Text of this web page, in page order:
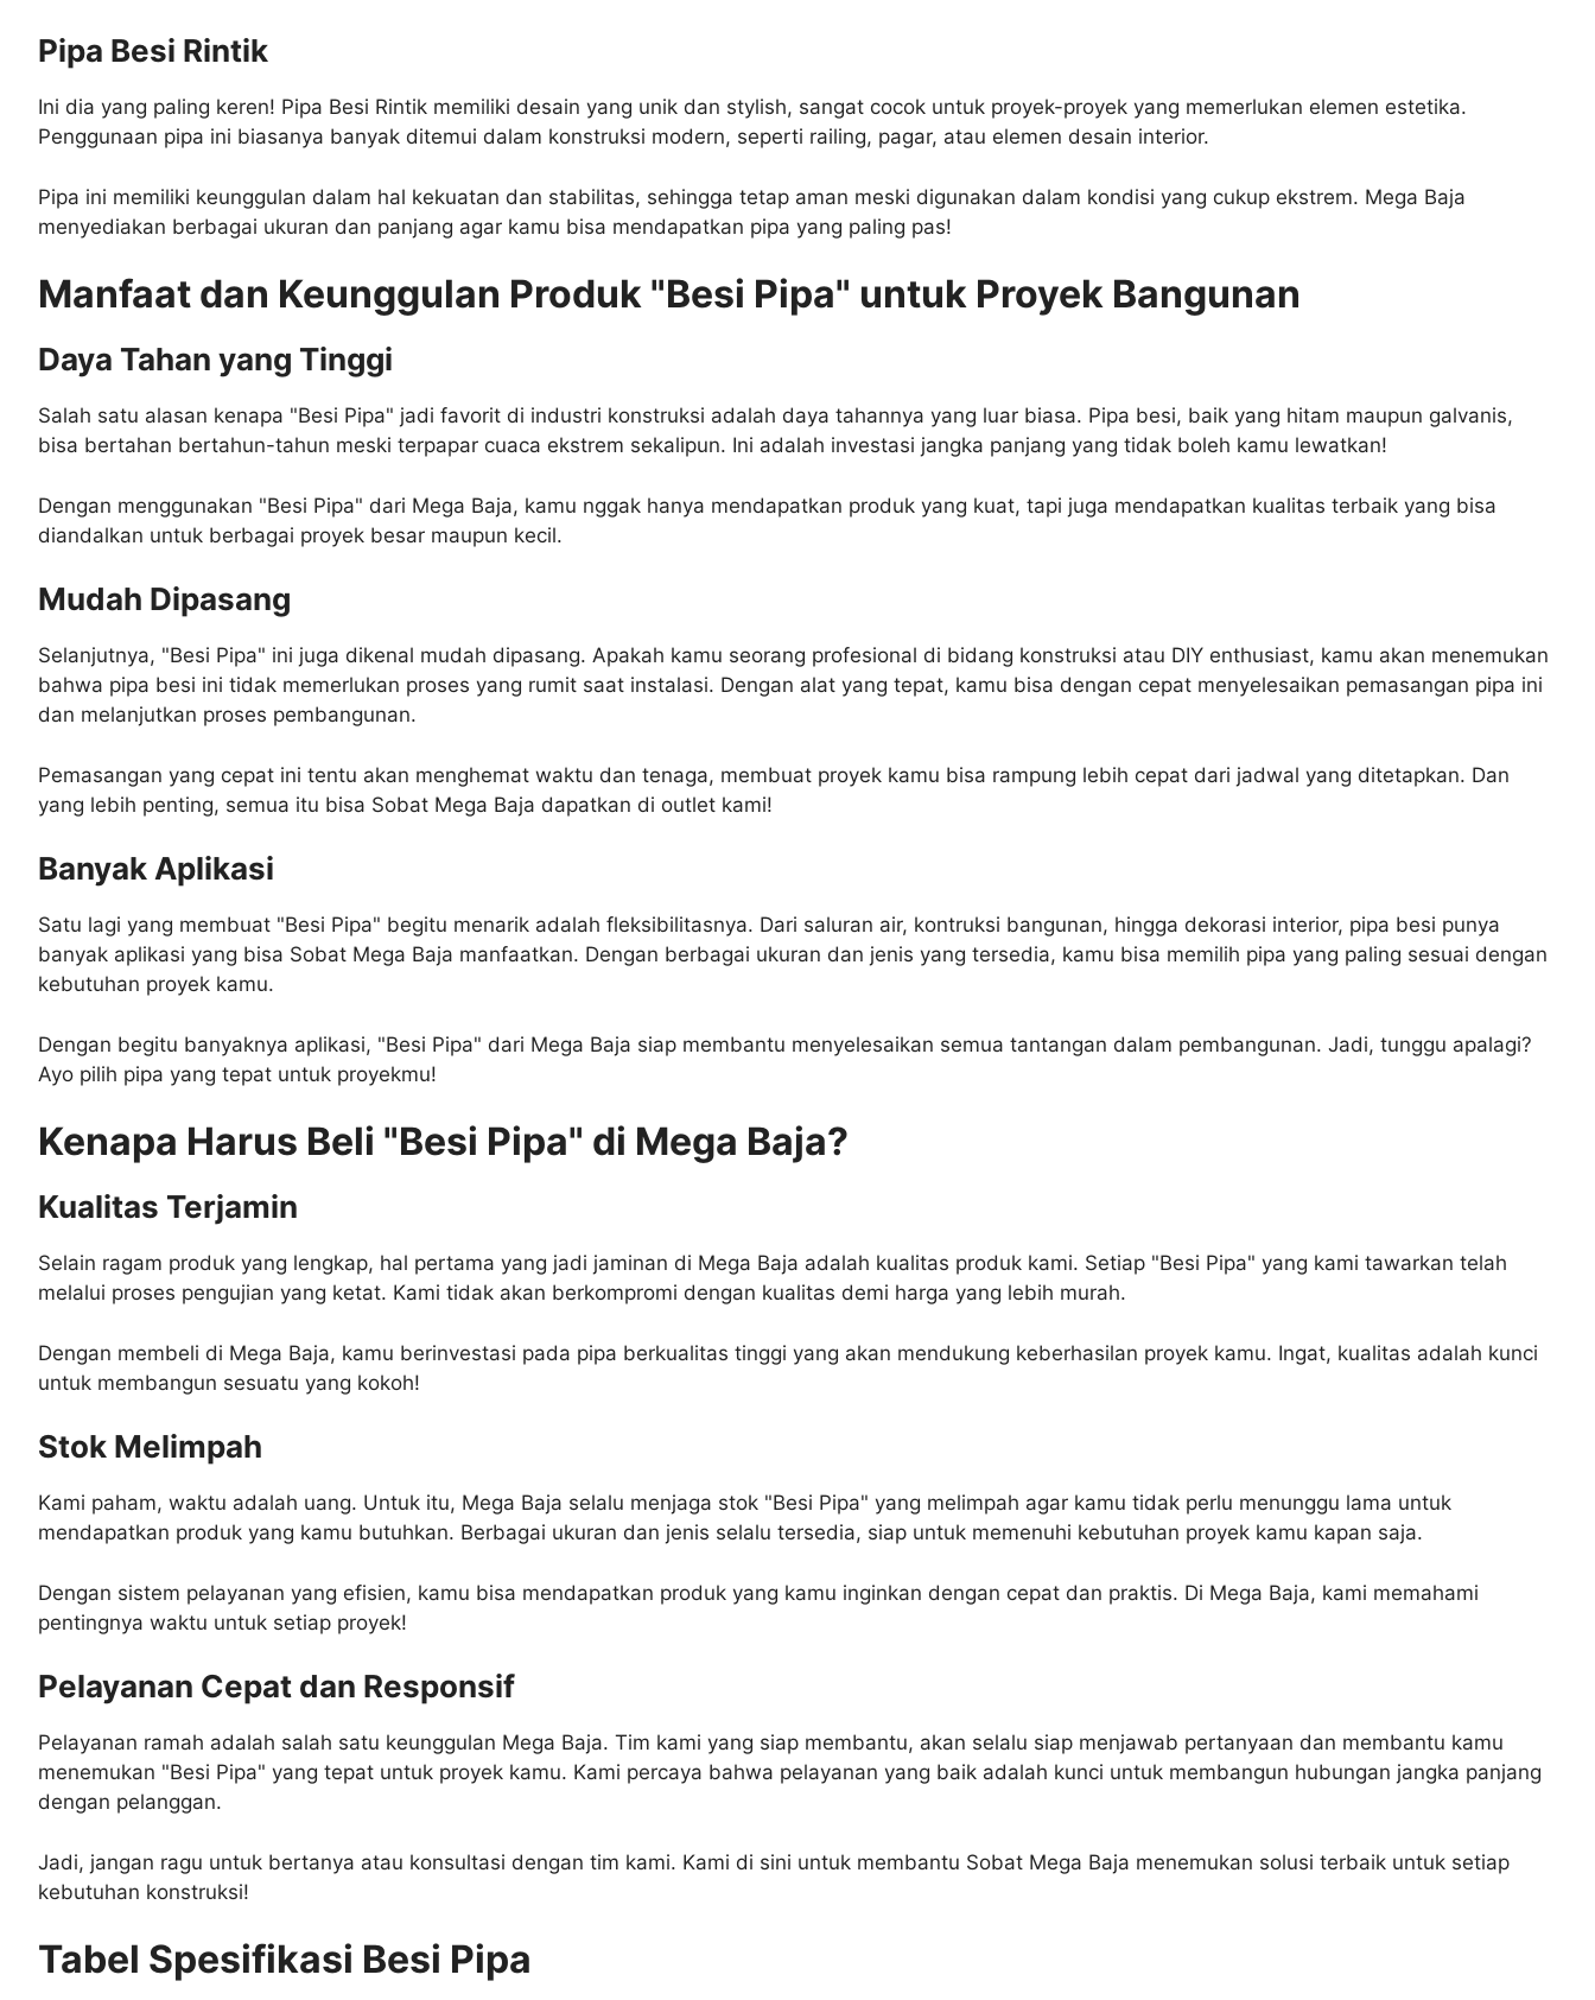
Pipa Besi Rintik
Ini dia yang paling keren! Pipa Besi Rintik memiliki desain yang unik dan stylish, sangat cocok untuk proyek-proyek yang memerlukan elemen estetika.
Penggunaan pipa ini biasanya banyak ditemui dalam konstruksi modern, seperti railing, pagar, atau elemen desain interior.
Pipa ini memiliki keunggulan dalam hal kekuatan dan stabilitas, sehingga tetap aman meski digunakan dalam kondisi yang cukup ekstrem. Mega Baja
menyediakan berbagai ukuran dan panjang agar kamu bisa mendapatkan pipa yang paling pas!
Manfaat dan Keunggulan Produk "Besi Pipa" untuk Proyek Bangunan
Daya Tahan yang Tinggi
Salah satu alasan kenapa "Besi Pipa" jadi favorit di industri konstruksi adalah daya tahannya yang luar biasa. Pipa besi, baik yang hitam maupun galvanis,
bisa bertahan bertahun-tahun meski terpapar cuaca ekstrem sekalipun. Ini adalah investasi jangka panjang yang tidak boleh kamu lewatkan!
Dengan menggunakan "Besi Pipa" dari Mega Baja, kamu nggak hanya mendapatkan produk yang kuat, tapi juga mendapatkan kualitas terbaik yang bisa
diandalkan untuk berbagai proyek besar maupun kecil.
Mudah Dipasang
Selanjutnya, "Besi Pipa" ini juga dikenal mudah dipasang. Apakah kamu seorang profesional di bidang konstruksi atau DIY enthusiast, kamu akan menemukan
bahwa pipa besi ini tidak memerlukan proses yang rumit saat instalasi. Dengan alat yang tepat, kamu bisa dengan cepat menyelesaikan pemasangan pipa ini
dan melanjutkan proses pembangunan.
Pemasangan yang cepat ini tentu akan menghemat waktu dan tenaga, membuat proyek kamu bisa rampung lebih cepat dari jadwal yang ditetapkan. Dan
yang lebih penting, semua itu bisa Sobat Mega Baja dapatkan di outlet kami!
Banyak Aplikasi
Satu lagi yang membuat "Besi Pipa" begitu menarik adalah fleksibilitasnya. Dari saluran air, kontruksi bangunan, hingga dekorasi interior, pipa besi punya
banyak aplikasi yang bisa Sobat Mega Baja manfaatkan. Dengan berbagai ukuran dan jenis yang tersedia, kamu bisa memilih pipa yang paling sesuai dengan
kebutuhan proyek kamu.
Dengan begitu banyaknya aplikasi, "Besi Pipa" dari Mega Baja siap membantu menyelesaikan semua tantangan dalam pembangunan. Jadi, tunggu apalagi?
Ayo pilih pipa yang tepat untuk proyekmu!
Kenapa Harus Beli "Besi Pipa" di Mega Baja?
Kualitas Terjamin
Selain ragam produk yang lengkap, hal pertama yang jadi jaminan di Mega Baja adalah kualitas produk kami. Setiap "Besi Pipa" yang kami tawarkan telah
melalui proses pengujian yang ketat. Kami tidak akan berkompromi dengan kualitas demi harga yang lebih murah.
Dengan membeli di Mega Baja, kamu berinvestasi pada pipa berkualitas tinggi yang akan mendukung keberhasilan proyek kamu. Ingat, kualitas adalah kunci
untuk membangun sesuatu yang kokoh!
Stok Melimpah
Kami paham, waktu adalah uang. Untuk itu, Mega Baja selalu menjaga stok "Besi Pipa" yang melimpah agar kamu tidak perlu menunggu lama untuk
mendapatkan produk yang kamu butuhkan. Berbagai ukuran dan jenis selalu tersedia, siap untuk memenuhi kebutuhan proyek kamu kapan saja.
Dengan sistem pelayanan yang efisien, kamu bisa mendapatkan produk yang kamu inginkan dengan cepat dan praktis. Di Mega Baja, kami memahami
pentingnya waktu untuk setiap proyek!
Pelayanan Cepat dan Responsif
Pelayanan ramah adalah salah satu keunggulan Mega Baja. Tim kami yang siap membantu, akan selalu siap menjawab pertanyaan dan membantu kamu
menemukan "Besi Pipa" yang tepat untuk proyek kamu. Kami percaya bahwa pelayanan yang baik adalah kunci untuk membangun hubungan jangka panjang
dengan pelanggan.
Jadi, jangan ragu untuk bertanya atau konsultasi dengan tim kami. Kami di sini untuk membantu Sobat Mega Baja menemukan solusi terbaik untuk setiap
kebutuhan konstruksi!
Tabel Spesifikasi Besi Pipa